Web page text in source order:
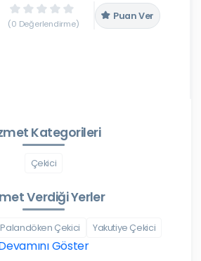
(0 Değerlendirme)
Puan Ver
Kategorileri
Çekici
Verdiği Yerler
Palandöken Çekici Yakutiye Çekici
Göster